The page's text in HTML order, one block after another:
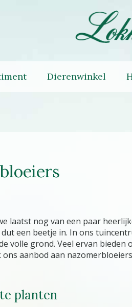
Dierenwinkel
laatst nog van een paar
een beetje in. In ons
volle grond. Veel ervan
aanbod aan
planten